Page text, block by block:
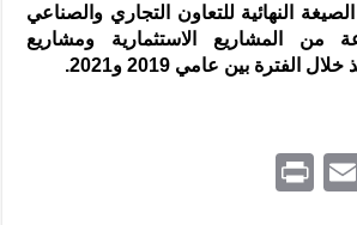
النهائية للتعاون التجاري والصناعي
من المشاريع الاستثمارية ومشاريع
الفترة بين عامي 2019 و2021.
T
E